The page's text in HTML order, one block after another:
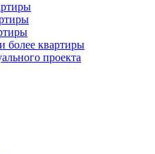
более квартиры
проекта